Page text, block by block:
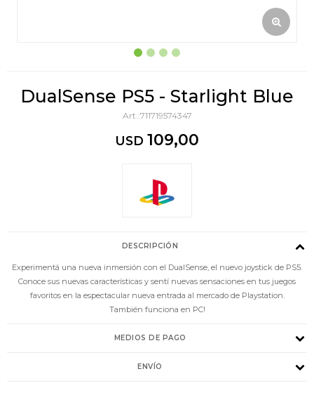
DualSense PS5 - Starlight Blue
711719574347
USD 109,00
DESCRIPCIÓN
Experimentá una nueva inmersión con el DualSense, el nuevo joystick de PS5.
Conoce sus nuevas características y sentí nuevas sensaciones en tus juegos
favoritos en la espectacular nueva entrada al mercado de Playstation.
También funciona en PC!
MEDIOS DE PAGO
ENVÍO